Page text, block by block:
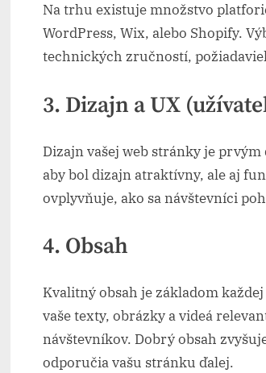
Na trhu existuje množstvo
WordPress, Wix, alebo Shopify.
technických zručností,
3. Dizajn a UX
Dizajn vašej web stránky je
aby bol dizajn atraktívny, ale aj
ovplyvňuje, ako sa návštevníci
4. Obsah
Kvalitný obsah je základom
vaše texty, obrázky a videá
návštevníkov. Dobrý obsah
odporučia vašu stránku ďalej.